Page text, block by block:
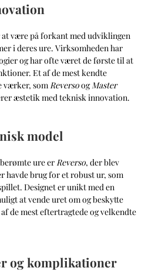
være på forkant med udviklingen
i deres ure. Virksomheden har
og har ofte været de første til at
Et af de mest kendte
værker, somReversoogMaster
æstetik med teknisk innovation.
model
ure erReverso, der blev
havde brug for et robust ur, som
Designet er unikt med en
at vende uret om og beskytte
de mest eftertragtede og velkendte
og komplikationer